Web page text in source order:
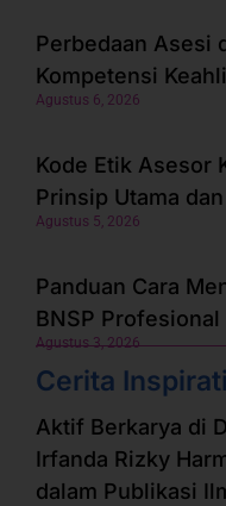
Perbedaan Asesi
Kompetensi
Agustus 6, 2026
Kode Etik Asesor
Prinsip Utama
Agustus 5, 2026
Panduan Cara
BNSP Profesional
Agustus 3, 2026
Cerita
Aktif Berkarya di
Irfanda Rizky
dalam Publikasi